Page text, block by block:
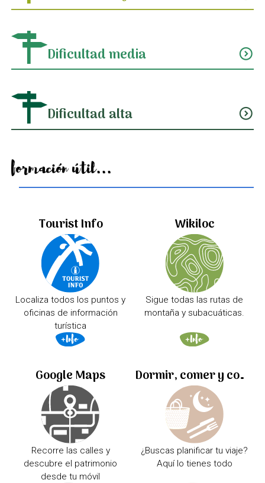
Dificultad media expand_circle_down
Dificultad alta expand_circle_down
Información útil...
Tourist Info
Localiza todos los puntos y
oficinas de información
turística
Wikiloc
Sigue todas las rutas de
montaña y subacuáticas.
Google Maps
Recorre las calles y
descubre el patrimonio
desde tu móvil
Dormir, comer y comprar
¿Buscas planificar tu viaje?
Aquí lo tienes todo